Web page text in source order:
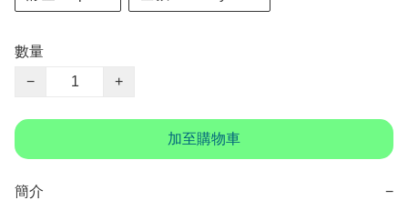
數量
−
+
加至購物車
簡介 −